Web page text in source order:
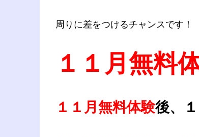
周りに差をつけるチャンスです！
１１月無料
１１月無料体験後、